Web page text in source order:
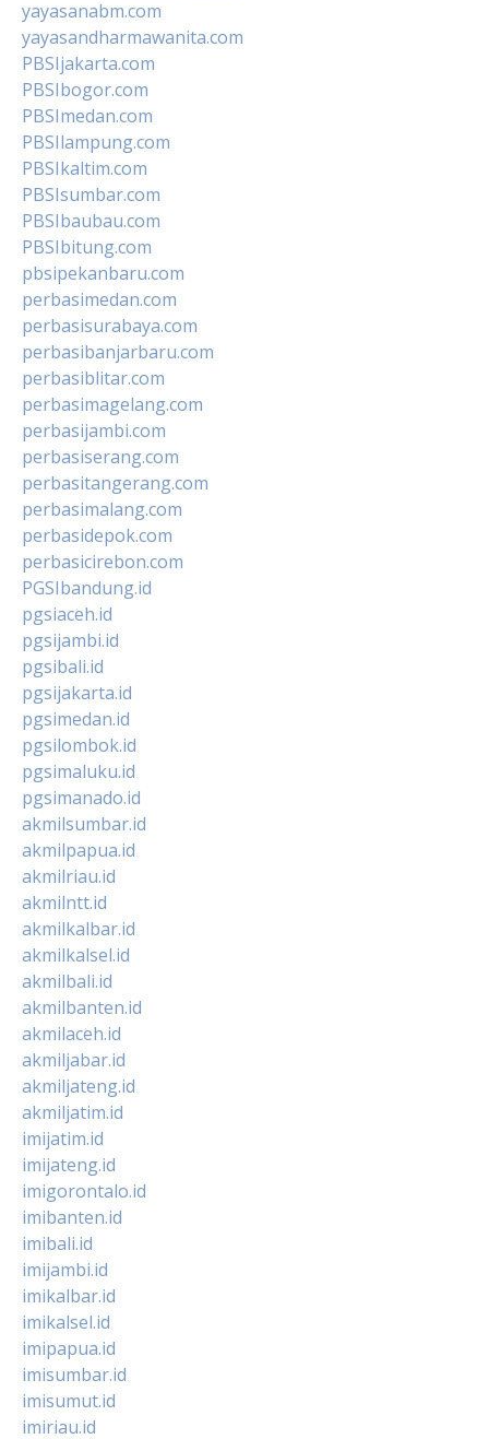
yayasanabm.com
yayasandharmawanita.com
PBSIjakarta.com
PBSIbogor.com
PBSImedan.com
PBSIlampung.com
PBSIkaltim.com
PBSIsumbar.com
PBSIbaubau.com
PBSIbitung.com
pbsipekanbaru.com
perbasimedan.com
perbasisurabaya.com
perbasibanjarbaru.com
perbasiblitar.com
perbasimagelang.com
perbasijambi.com
perbasiserang.com
perbasitangerang.com
perbasimalang.com
perbasidepok.com
perbasicirebon.com
PGSIbandung.id
pgsiaceh.id
pgsijambi.id
pgsibali.id
pgsijakarta.id
pgsimedan.id
pgsilombok.id
pgsimaluku.id
pgsimanado.id
akmilsumbar.id
akmilpapua.id
akmilriau.id
akmilntt.id
akmilkalbar.id
akmilkalsel.id
akmilbali.id
akmilbanten.id
akmilaceh.id
akmiljabar.id
akmiljateng.id
akmiljatim.id
imijatim.id
imijateng.id
imigorontalo.id
imibanten.id
imibali.id
imijambi.id
imikalbar.id
imikalsel.id
imipapua.id
imisumbar.id
imisumut.id
imiriau.id